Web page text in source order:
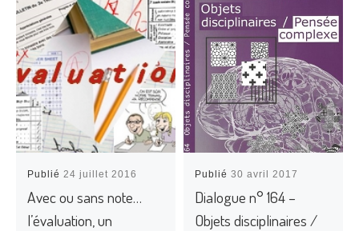
Publié 24 juillet 2016
Avec ou sans note…
l’évaluation, un
Publié30 avril 2017
Dialogue n° 164 –
Objets disciplinaires /